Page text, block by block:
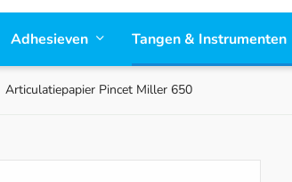
Adhesieven Tangen & Instrumenten
Articulatiepapier Pincet Miller 650